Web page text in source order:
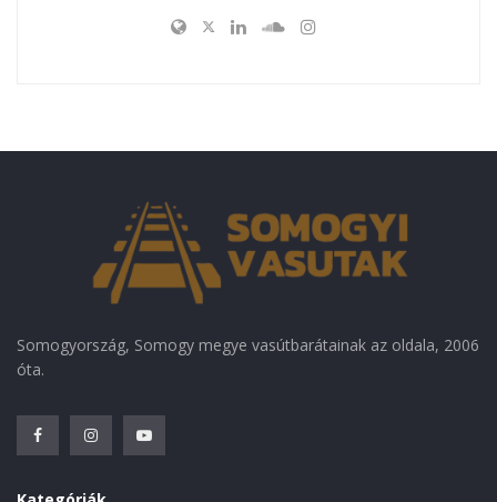
Somogyország, Somogy megye vasútbarátainak az oldala, 2006
óta.